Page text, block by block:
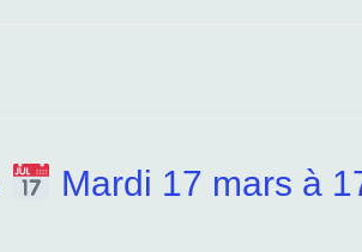
Mardi 17 mars à